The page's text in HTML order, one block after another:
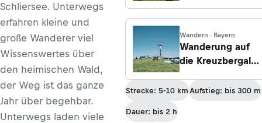
Schliersee. Unterwegs
erfahren kleine und
große Wanderer viel
Wissenswertes über
den heimischen Wald,
der Weg ist das ganze
Jahr über begehbar.
Unterwegs laden viele
Schwarzau im
Gebirge
Wandern · Bayern
Wanderung auf
die Kreuzbergalm
Strecke: 5-10 km Aufstieg: bis 300 m
Dauer: bis 2 h